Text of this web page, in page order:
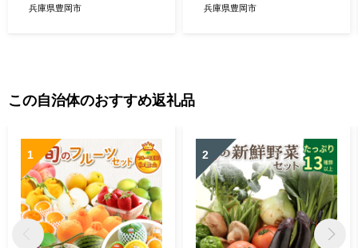
兵庫県豊岡市 兵庫県豊岡市
この自治体のおすすめ返礼品
1 2